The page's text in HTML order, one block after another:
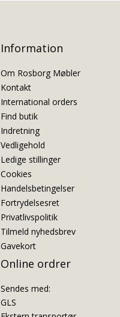
Information
Om Rosborg Møbler
Kontakt
International orders
Find butik
Indretning
Vedligehold
Ledige stillinger
Cookies
Handelsbetingelser
Fortrydelsesret
Privatlivspolitik
Tilmeld nyhedsbrev
Gavekort
Online ordrer
Sendes med:
GLS